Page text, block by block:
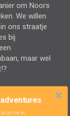
om Noors
We willen
ons straatje
bij
maar wel
achter en